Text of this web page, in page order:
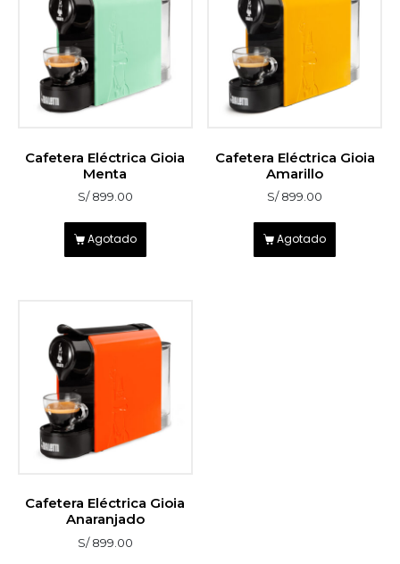
Cafetera Eléctrica Gioia
Menta
S/899.00
Agotado
Cafetera Eléctrica Gioia
Amarillo
S/899.00
Agotado
Cafetera Eléctrica Gioia
Anaranjado
S/899.00